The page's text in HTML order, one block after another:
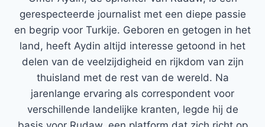
gerespecteerde journalist met een diepe passie
en begrip voor Turkije. Geboren en getogen in het
land, heeft Aydin altijd interesse getoond in het
delen van de veelzijdigheid en rijkdom van zijn
thuisland met de rest van de wereld. Na
jarenlange ervaring als correspondent voor
verschillende landelijke kranten, legde hij de